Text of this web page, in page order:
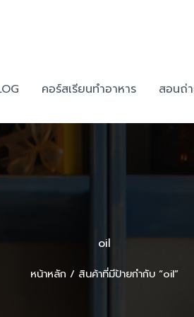
คอร์สเรียนทำอาหาร สอนถ่
oil
หน้าหลัก / สินค้าที่มีป้ายกำกับ “oil”